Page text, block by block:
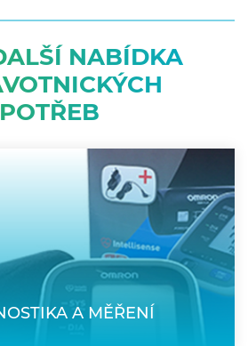
NABÍDKA
POTŘEB
A MĚŘENÍ